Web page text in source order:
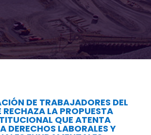
DE TRABAJADORES DEL
RECHAZA LA PROPUESTA
QUE ATENTA
DERECHOS LABORALES Y